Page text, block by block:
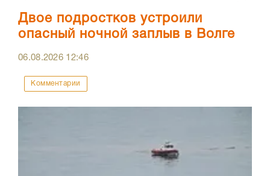
Двое подростков устроили
опасный ночной заплыв в Волге
06.08.2026 12:46
Комментарии